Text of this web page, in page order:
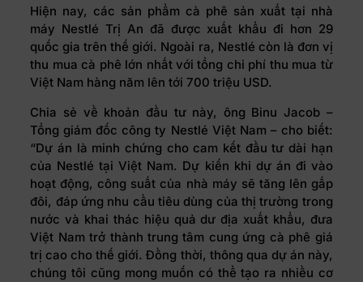
Hiện nay, các sản phẩm cà phê sản xuất tại nhà
máy Nestlé Trị An đã được xuất khẩu đi hơn 29
quốc gia trên thế giới. Ngoài ra, Nestlé còn là đơn vị
thu mua cà phê lớn nhất với tổng chi phí thu mua từ
Việt Nam hàng năm lên tới 700 triệu USD.
Chia sẻ về khoản đầu tư này, ông Binu Jacob –
Tổng giám đốc công ty Nestlé Việt Nam – cho biết:
“Dự án là minh chứng cho cam kết đầu tư dài hạn
của Nestlé tại Việt Nam. Dự kiến khi dự án đi vào
hoạt động, công suất của nhà máy sẽ tăng lên gấp
đôi, đáp ứng nhu cầu tiêu dùng của thị trường trong
nước và khai thác hiệu quả dư địa xuất khẩu, đưa
Việt Nam trở thành trung tâm cung ứng cà phê giá
trị cao cho thế giới. Đồng thời, thông qua dự án này,
chúng tôi cũng mong muốn có thể tạo ra nhiều cơ